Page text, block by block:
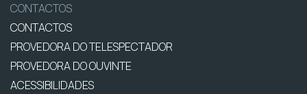
CONTACTOS
CONTACTOS
PROVEDORA DO TELESPECTADOR
PROVEDORA DO OUVINTE
ACESSIBILIDADES